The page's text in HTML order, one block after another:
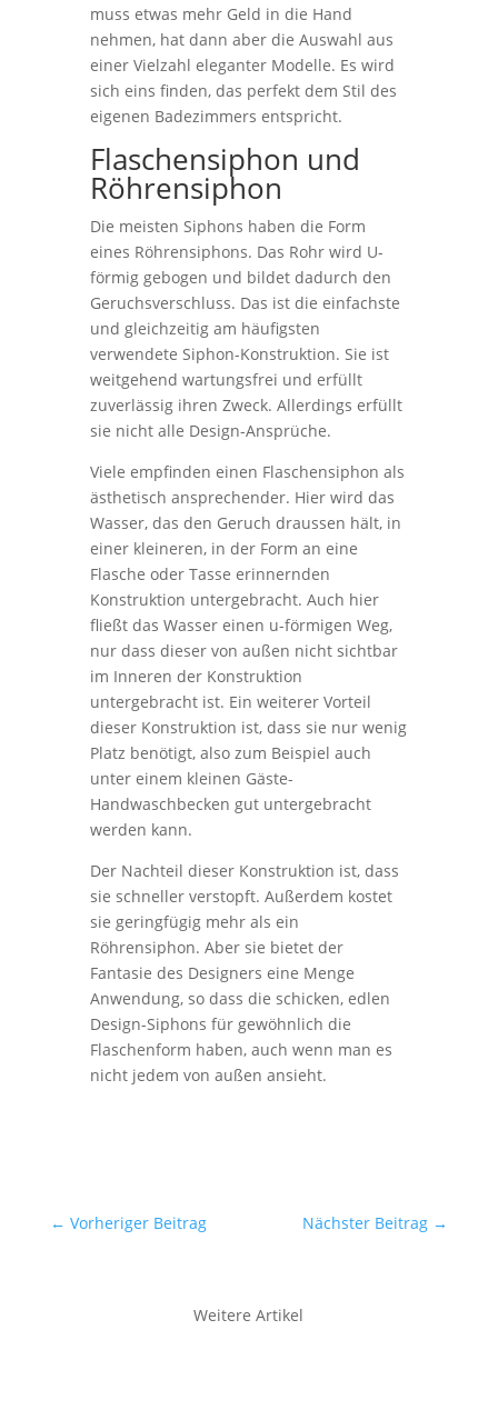
muss etwas mehr Geld in die Hand
nehmen, hat dann aber die Auswahl aus
einer Vielzahl eleganter Modelle. Es wird
sich eins finden, das perfekt dem Stil des
eigenen Badezimmers entspricht.
Flaschensiphon und
Röhrensiphon
Die meisten Siphons haben die Form
eines Röhrensiphons. Das Rohr wird U-
förmig gebogen und bildet dadurch den
Geruchsverschluss. Das ist die einfachste
und gleichzeitig am häufigsten
verwendete Siphon-Konstruktion. Sie ist
weitgehend wartungsfrei und erfüllt
zuverlässig ihren Zweck. Allerdings erfüllt
sie nicht alle Design-Ansprüche.
Viele empfinden einen Flaschensiphon als
ästhetisch ansprechender. Hier wird das
Wasser, das den Geruch draussen hält, in
einer kleineren, in der Form an eine
Flasche oder Tasse erinnernden
Konstruktion untergebracht. Auch hier
fließt das Wasser einen u-förmigen Weg,
nur dass dieser von außen nicht sichtbar
im Inneren der Konstruktion
untergebracht ist. Ein weiterer Vorteil
dieser Konstruktion ist, dass sie nur wenig
Platz benötigt, also zum Beispiel auch
unter einem kleinen Gäste-
Handwaschbecken gut untergebracht
werden kann.
Der Nachteil dieser Konstruktion ist, dass
sie schneller verstopft. Außerdem kostet
sie geringfügig mehr als ein
Röhrensiphon. Aber sie bietet der
Fantasie des Designers eine Menge
Anwendung, so dass die schicken, edlen
Design-Siphons für gewöhnlich die
Flaschenform haben, auch wenn man es
nicht jedem von außen ansieht.
← Vorheriger Beitrag Nächster Beitrag →
Weitere Artikel